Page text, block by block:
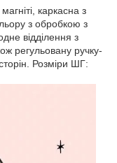
каркасна з
з обробкою з
відділення з
регульовану ручку-
Розміри ШГ: